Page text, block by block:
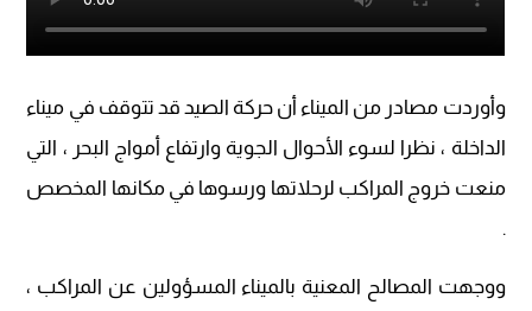
وأوردت مصادر من الميناء أن حركة الصيد قد تتوقف في ميناء
الداخلة ، نظرا لسوء الأحوال الجوية وارتفاع أمواج البحر ، التي
منعت خروج المراكب لرحلاتها ورسوها في مكانها المخصص
.
ووجهت المصالح المعنية بالميناء المسؤولين عن المراكب ،